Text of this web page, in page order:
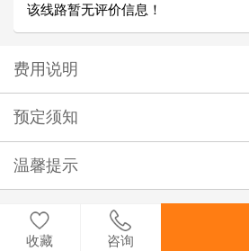
该线路暂无评价信息！
费用说明
预定须知
温馨提示
收藏 咨询